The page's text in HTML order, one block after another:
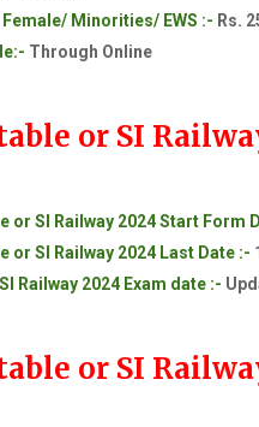
Minorities/ EWS :- Rs.
Through Online
or SI
or SI Railway 2024 Start Form
or SI Railway 2024 Last Date :-
Railway 2024 Exam date :-
or SI